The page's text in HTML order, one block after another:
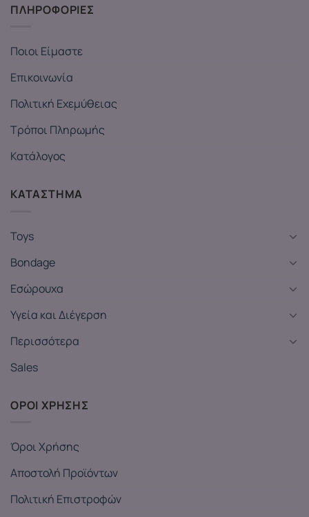
ΠΛΗΡΟΦΟΡΙΕΣ
Ποιοι Είμαστε
Επικοινωνία
Πολιτική Εχεμύθειας
Τρόποι Πληρωμής
Κατάλογος
ΚΑΤΑΣΤΗΜΑ
Toys
Bondage
Εσώρουχα
Υγεία και Διέγερση
Περισσότερα
Sales
ΟΡΟΙ ΧΡΗΣΗΣ
Όροι Χρήσης
Αποστολή Προϊόντων
Πολιτική Επιστροφών